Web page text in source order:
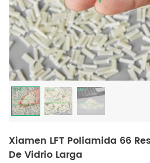
Xiamen LFT Poliamida 66
De Vidrio Larga